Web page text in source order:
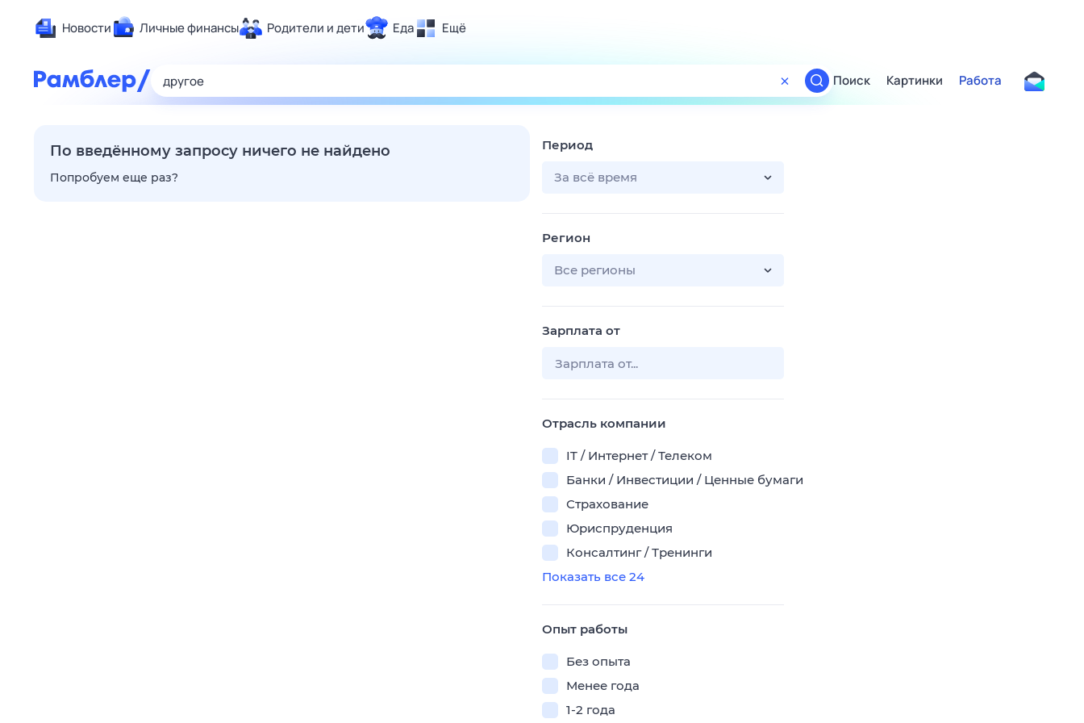
Новости Личные финансы Родители и дети Еда Ещё
Развлечения и отдых
Спорт
Поиск
ТВ-программа
Поиск Картинки Работа
По введённому запросу ничего не найдено
Попробуем еще раз?
Период
За всё время
Регион
Все регионы
Зарплата от
Отрасль компании
IT / Интернет / Телеком
Банки / Инвестиции / Ценные бумаги
Страхование
Юриспруденция
Консалтинг / Тренинги
Показать все 24
Опыт работы
Без опыта
Менее года
1-2 года